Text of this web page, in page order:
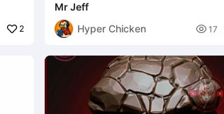
2
Mr Jeff
Hyper Chicken
 17